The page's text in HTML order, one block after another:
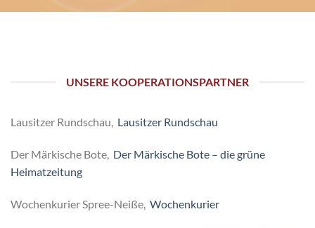
UNSERE KOOPERATIONSPARTNER
Lausitzer Rundschau, Lausitzer Rundschau
Der Märkische Bote, Der Märkische Bote – die grüne
Heimatzeitung
Wochenkurier Spree-Neiße, Wochenkurier